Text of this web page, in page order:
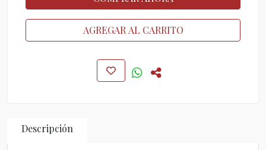
AGREGAR AL CARRITO
Descripción